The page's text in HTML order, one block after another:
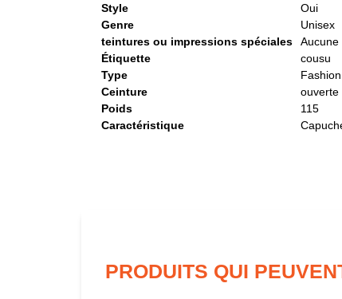
Style
Oui
Genre
Unisex
teintures ou impressions spéciales
Aucune
Étiquette
cousu
Type
Fashion
Ceinture
ouverte
Poids
115
Caractéristique
PRODUITS QUI